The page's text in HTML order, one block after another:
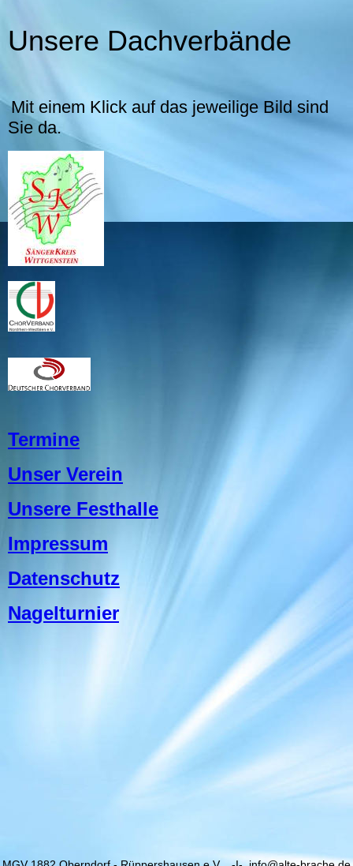
Unsere Dachverbände
Mit einem Klick auf das jeweilige Bild sind
Sie da.
Termine
Unser Verein
Unsere Festhalle
Impressum
Datenschutz
Nagelturnier